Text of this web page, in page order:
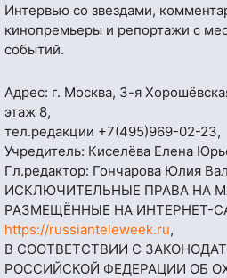
Интервью со звездами,
кинопремьеры и репортажи с
событий.
Адрес: г. Москва, 3-я
этаж 8,
тел.редакции +7(495)969-02-23,
Учредитель: Киселёва Елена
Гл.редактор: Гончарова Юлия
ИСКЛЮЧИТЕЛЬНЫЕ ПРАВА НА
РАЗМЕЩЁННЫЕ НА ИНТЕРНЕТ-
https://russianteleweek.ru,
В СООТВЕТСТВИИ С
РОССИЙСКОЙ ФЕДЕРАЦИИ ОБ